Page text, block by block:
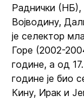
Раднички (НБ),
Војводину,
је селектор
Горе (2002-
године, а од
године је био
Кину, Ирак и